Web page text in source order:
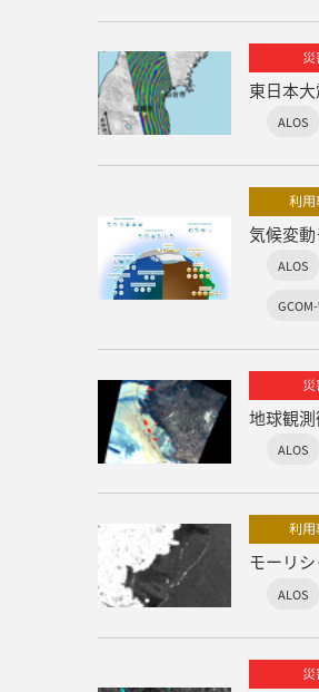
災
東日本
ALOS
利用
ALOS
災
地球観
ALOS
利用
モーリ
ALOS
災